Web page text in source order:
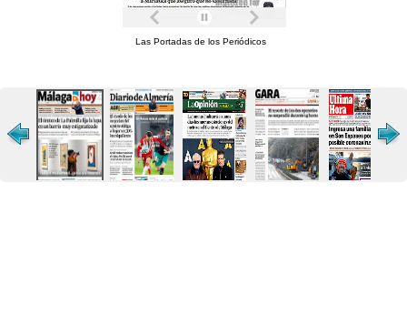
Las Portadas de los Periódicos